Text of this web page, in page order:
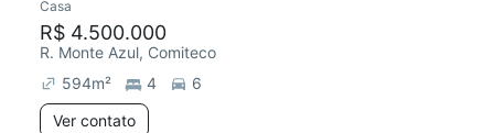
Casa
R$ 4.500.000
R. Monte Azul, Comiteco
594m² 4
6
Ver contato